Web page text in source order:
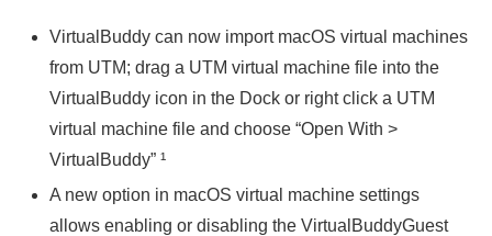
VirtualBuddy can now import macOS virtual machines
from UTM; drag a UTM virtual machine file into the
VirtualBuddy icon in the Dock or right click a UTM
virtual machine file and choose “Open With >
VirtualBuddy” ¹
A new option in macOS virtual machine settings
allows enabling or disabling the VirtualBuddyGuest